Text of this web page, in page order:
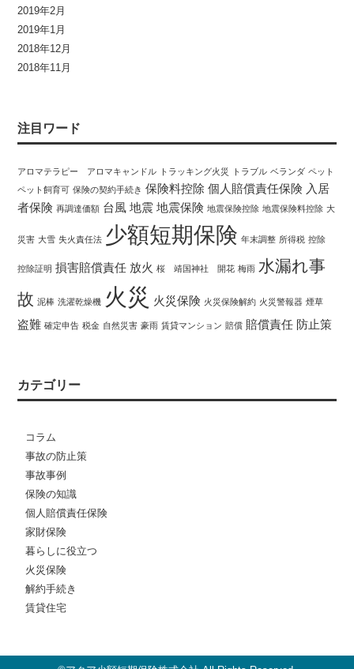
2019年2月
2019年1月
2018年12月
2018年11月
注目ワード
アロマテラピー アロマキャンドル トラッキング火災 トラブル ベランダ ペット
ペット飼育可 保険の契約手続き 保険料控除 個人賠償責任保険 入居
者保険 再調達価額 台風 地震 地震保険 地震保険控除 地震保険料控除 大
災害 大雪 失火責任法 少額短期保険 年末調整 所得税 控除
控除証明 損害賠償責任 放火 桜 靖国神社 開花 梅雨 水漏れ事
故 泥棒 洗濯乾燥機 火災 火災保険 火災保険解約 火災警報器 煙草
盗難 確定申告 税金 自然災害 豪雨 賃貸マンション 賠償 賠償責任 防止策
カテゴリー
コラム
事故の防止策
事故事例
保険の知識
個人賠償責任保険
家財保険
暮らしに役立つ
火災保険
解約手続き
賃貸住宅